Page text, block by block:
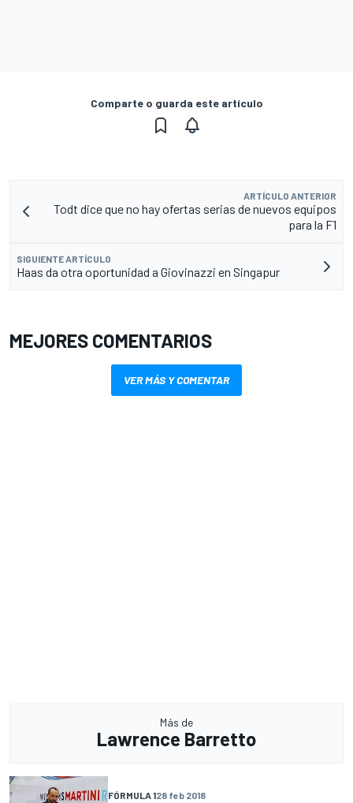
Comparte o guarda este artículo
ARTÍCULO ANTERIOR
Todt dice que no hay ofertas serias de nuevos equipos
para la F1
SIGUIENTE ARTÍCULO
Haas da otra oportunidad a Giovinazzi en Singapur
MEJORES COMENTARIOS
VER MÁS Y COMENTAR
Más de
Lawrence Barretto
FÓRMULA 128 feb 2018